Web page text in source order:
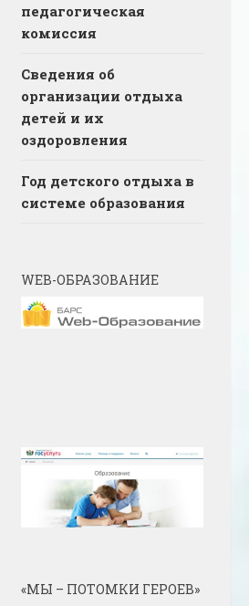
педагогическая
комиссия
Сведения об
организации отдыха
детей и их
оздоровления
Год детского отдыха в
системе образования
WEB-ОБРАЗОВАНИЕ
«МЫ – ПОТОМКИ ГЕРОЕВ»